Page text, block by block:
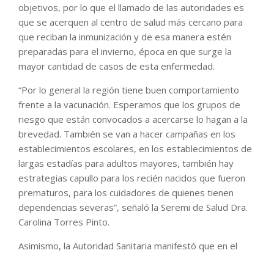
objetivos, por lo que el llamado de las autoridades es
que se acerquen al centro de salud más cercano para
que reciban la inmunización y de esa manera estén
preparadas para el invierno, época en que surge la
mayor cantidad de casos de esta enfermedad.
“Por lo general la región tiene buen comportamiento
frente a la vacunación. Esperamos que los grupos de
riesgo que están convocados a acercarse lo hagan a la
brevedad. También se van a hacer campañas en los
establecimientos escolares, en los establecimientos de
largas estadías para adultos mayores, también hay
estrategias capullo para los recién nacidos que fueron
prematuros, para los cuidadores de quienes tienen
dependencias severas”, señaló la Seremi de Salud Dra.
Carolina Torres Pinto.
Asimismo, la Autoridad Sanitaria manifestó que en el